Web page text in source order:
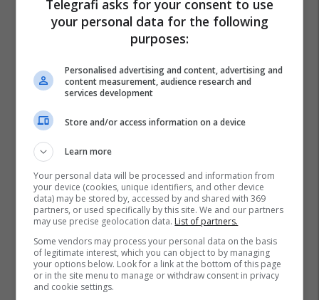
Telegrafi asks for your consent to use
your personal data for the following
purposes:
Personalised advertising and content, advertising and
content measurement, audience research and
services development
Store and/or access information on a device
Learn more
Your personal data will be processed and information from
your device (cookies, unique identifiers, and other device
data) may be stored by, accessed by and shared with 369
partners, or used specifically by this site. We and our partners
may use precise geolocation data. List of partners.
Some vendors may process your personal data on the basis
of legitimate interest, which you can object to by managing
your options below. Look for a link at the bottom of this page
or in the site menu to manage or withdraw consent in privacy
and cookie settings.